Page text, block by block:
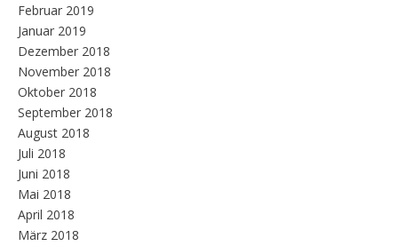
Februar 2019
Januar 2019
Dezember 2018
November 2018
Oktober 2018
September 2018
August 2018
Juli 2018
Juni 2018
Mai 2018
April 2018
März 2018